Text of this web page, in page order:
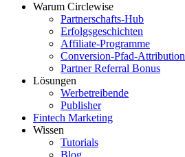
Warum Circlewise
Partnerschafts-Hub
Erfolgsgeschichten
Affiliate-Programme
Conversion-Pfad-Attribution
Partner Referral Bonus
Lösungen
Werbetreibende
Publisher
Fintech Marketing
Wissen
Tutorials
Blog